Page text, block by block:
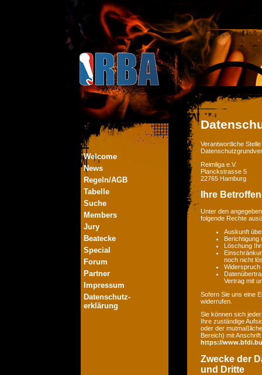
Welcome
News
Regeln/AGB
Tabelle
Suche
Members
Jury
Beatecke
Special
Forum
Partner
Impressum
Datenschutz-
erklärung
Verantwortliche
Reimliga e.V.
Planckstrasse 5
22765 Hamburg
Ihre
Unter den
folgende Rechte
Auskunft
Berichtigung
Löschung
noch nicht
Widerspruch
Vertrag mit
Sofern Sie uns eine
widerrufen.
Sie können sich
Ihre zuständige
oder der
Bereich) mit
https://
Zwecke der
und Dritte